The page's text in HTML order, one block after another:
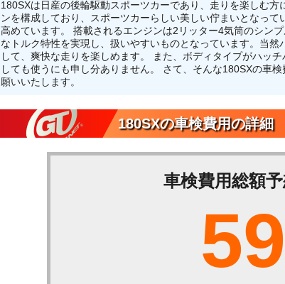
180SXは日産の後輪駆動スポーツカーであり、走りを楽しむ
ンを構成しており、スポーツカーらしい美しい佇まいとなっ
高めています。 搭載されるエンジンは2リッター4気筒のシン
なトルク特性を実現し、扱いやすいものとなっています。当
して、爽快な走りを楽しめます。 また、ボディタイプがハッ
しても使うにも申し分ありません。 さて、そんな180SXの車
願いいたします。
180SXの車検費用の詳細
車検費用総額